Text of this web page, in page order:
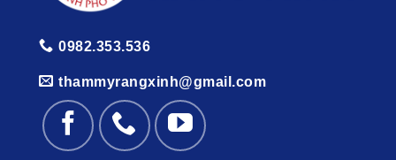
0982.353.536
thammyrangxinh@gmail.com